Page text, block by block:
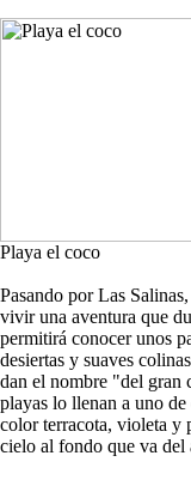
Playa el coco
Pasando por Las
vivir una aventura que
permitirá conocer unos
desiertas y suaves
dan el nombre "del gran
playas lo llenan a uno
color terracota, violeta y
cielo al fondo que va del